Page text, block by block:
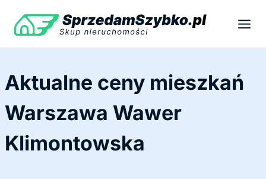
treści
Aktualne ceny mieszkań
Warszawa Wawer
Klimontowska